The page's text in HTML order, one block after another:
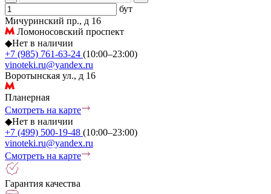
бут
Мичуринский пр., д 16
Ломоносовский проспект
◆Нет в наличии
+7 (985) 761-63-24 (10:00–23:00)
vinoteki.ru@yandex.ru
Воротынская ул., д 16
Планерная
Смотреть на карте
◆Нет в наличии
+7 (499) 500-19-48 (10:00–23:00)
vinoteki.ru@yandex.ru
Смотреть на карте
Гарантия качества